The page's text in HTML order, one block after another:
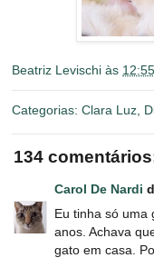
Beatriz Levischi às 12:55
Categorias: Clara Luz
134
Carol De Nardi
Eu tinha só uma
anos. Achava
gato em casa.